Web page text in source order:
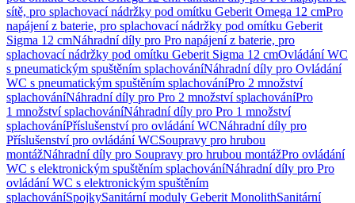
sítě, pro splachovací nádržky pod omítku Geberit Omega 12 cmPro
napájení z baterie, pro splachovací nádržky pod omítku Geberit
Sigma 12 cmNáhradní díly pro Pro napájení z baterie, pro
splachovací nádržky pod omítku Geberit Sigma 12 cmOvládání WC
s pneumatickým spuštěním splachováníNáhradní díly pro Ovládání
WC s pneumatickým spuštěním splachováníPro 2 množství
splachováníNáhradní díly pro Pro 2 množství splachováníPro
1 množství splachováníNáhradní díly pro Pro 1 množství
splachováníPříslušenství pro ovládání WCNáhradní díly pro
Příslušenství pro ovládání WCSoupravy pro hrubou
montážNáhradní díly pro Soupravy pro hrubou montážPro ovládání
WC s elektronickým spuštěním splachováníNáhradní díly pro Pro
ovládání WC s elektronickým spuštěním
splachováníSpojkySanitární moduly Geberit MonolithSanitární